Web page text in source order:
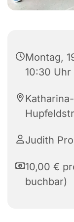
Montag,
10:30 Uhr
Judith
10,00 €
buchbar)